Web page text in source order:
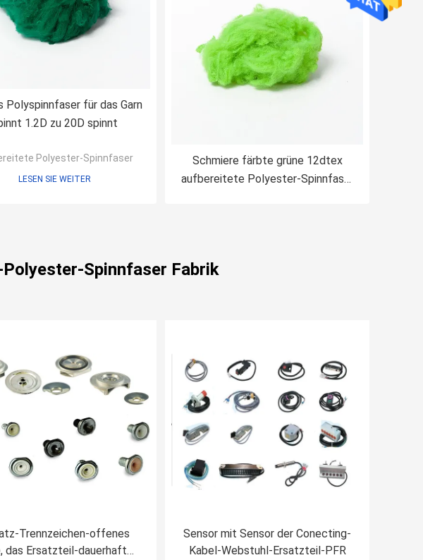
Polyspinnfaser für das Garn
1.2D zu 20D spinnt
Polyester-Spinnfaser
LESEN SIE WEITER
Schmiere färbte grüne 12dtex
aufbereitete Polyester-Spinnfaser
Spinnfaser Fabrik
Trennzeichen-offenes
das Ersatzteil-dauerhafte
Sensor mit Sensor der Conecting-
Kabel-Webstuhl-Ersatzteil-PFR